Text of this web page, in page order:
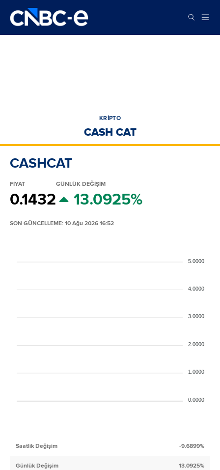
KRİPTO
CASH CAT
CASHCAT
FİYAT
0.1432
GÜNLÜK DEĞİŞİM
13.0925%
SON GÜNCELLEME: 10 Ağu 2026 16:52
5.0000
4.0000
3.0000
2.0000
1.0000
0.0000
Saatlik Değişim -9.6899%
Günlük Değişim 13.0925%